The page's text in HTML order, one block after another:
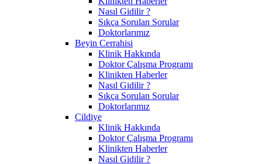
Nasıl Gidilir ?
Sıkça Sorulan Sorular
Doktorlarımız
Beyin Cerrahisi
Klinik Hakkında
Doktor Çalışma Programı
Klinikten Haberler
Nasıl Gidilir ?
Sıkça Sorulan Sorular
Doktorlarımız
Cildiye
Klinik Hakkında
Doktor Çalışma Programı
Klinikten Haberler
Nasıl Gidilir ?